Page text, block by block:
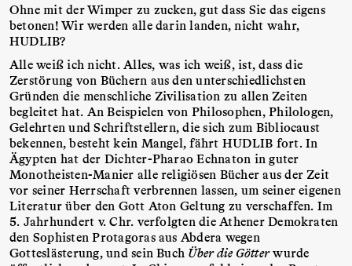
Ohne mit der Wimper zu zucken, gut dass Sie das eigens
betonen! Wir werden alle darin landen, nicht wahr,
HUDLIB?
Alle weiß ich nicht. Alles, was ich weiß, ist, dass die
Zerstörung von Büchern aus den unterschiedlichsten
Gründen die menschliche Zivilisation zu allen Zeiten
begleitet hat. An Beispielen von Philosophen, Philologen,
Gelehrten und Schriftstellern, die sich zum Bibliocaust
bekennen, besteht kein Mangel, fährt HUDLIB fort. In
Ägypten hat der Dichter-Pharao Echnaton in guter
Monotheisten-Manier alle religiösen Bücher aus der Zeit
vor seiner Herrschaft verbrennen lassen, um seiner eigenen
Literatur über den Gott Aton Geltung zu verschaffen. Im
5. Jahrhundert v. Chr. verfolgten die Athener Demokraten
den Sophisten Protagoras aus Abdera wegen
Gotteslästerung, und sein Buch Über die Götterwurde